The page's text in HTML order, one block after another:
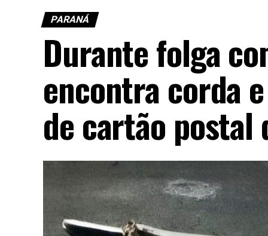
PARANÁ
Durante folga
encontra corda
de cartão postal